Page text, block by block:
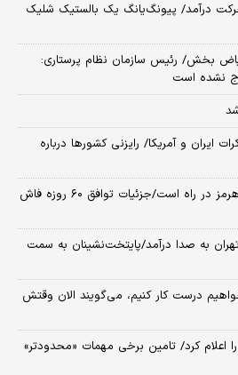
درآمد/ پیونگ‌یانگ یک بالستیک شلیک
فیاض بخش/ رئیس سازمان نظام پرستاری:
نشده است
ایران و آمریکا/ رایزنی کشورها درباره
العربیه: توافق بازگشایی تنگه هرمز در راه است/جزئیات توافق ۶۰ روزه فاش
به صدا درآمد/پایتخت‌نشینان به سمت
می‌خواهیم درست کار کنیم، می‌گویند الان وقتش
اعلام کرد/ تامین برخی مهمات «محدودتر»